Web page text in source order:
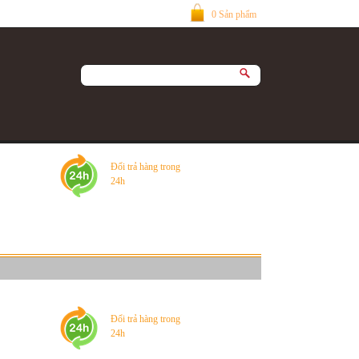
0 Sản phẩm
Đổi trả hàng trong
24h
Đổi trả hàng trong
24h